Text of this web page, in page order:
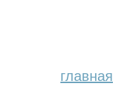
главная